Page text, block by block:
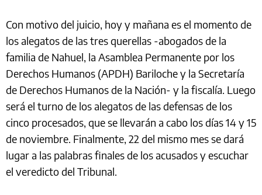
Con motivo del juicio, hoy y mañana es el momento de
los alegatos de las tres querellas -abogados de la
familia de Nahuel, la Asamblea Permanente por los
Derechos Humanos (APDH) Bariloche y la Secretaría
de Derechos Humanos de la Nación- y la fiscalía. Luego
será el turno de los alegatos de las defensas de los
cinco procesados, que se llevarán a cabo los días 14 y 15
de noviembre. Finalmente, 22 del mismo mes se dará
lugar a las palabras finales de los acusados y escuchar
el veredicto del Tribunal.